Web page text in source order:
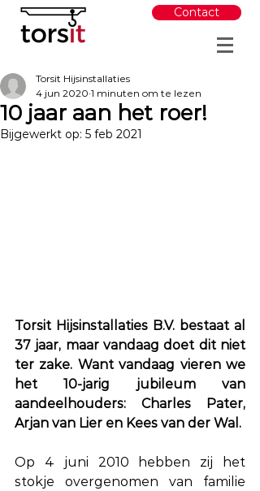
Contact
10 jaar aan het roer!
Torsit Hijsinstallaties
4 jun 2020 1 minuten om te lezen
Bijgewerkt op: 5 feb 2021
Torsit Hijsinstallaties B.V. bestaat al
37 jaar, maar vandaag doet dit niet
ter zake. Want vandaag vieren we
het 10-jarig jubileum van
aandeelhouders: Charles Pater,
Arjan van Lier en Kees van der Wal.
Op 4 juni 2010 hebben zij het
stokje overgenomen van familie